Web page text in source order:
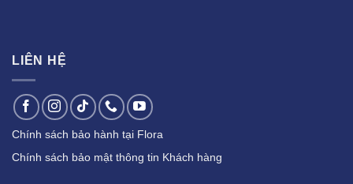
LIÊN HỆ
Chính sách bảo hành tại Flora
Chính sách bảo mật thông tin Khách hàng